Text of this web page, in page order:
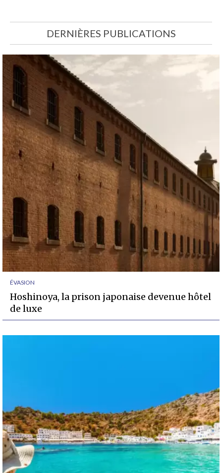
DERNIÈRES PUBLICATIONS
ÉVASION
Hoshinoya, la prison japonaise devenue hôtel
de luxe